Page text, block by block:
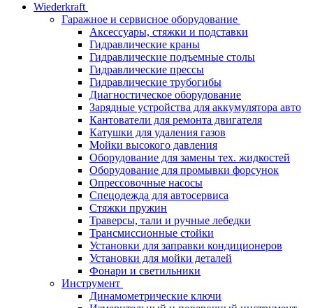
Wiederkraft
Гаражное и сервисное оборудование
Аксессуары, стяжки и подставки
Гидравлические краны
Гидравлические подъемные столы
Гидравлические прессы
Гидравлические трубогибы
Диагностическое оборудование
Зарядные устройства для аккумулятора авто
Кантователи для ремонта двигателя
Катушки для удаления газов
Мойки высокого давления
Оборудование для замены тех. жидкостей
Оборудование для промывки форсунок
Опрессовочные насосы
Спецодежда для автосервиса
Стяжки пружин
Траверсы, тали и ручные лебедки
Трансмиссионные стойки
Установки для заправки кондиционеров
Установки для мойки деталей
Фонари и светильники
Инструмент
Динамометрические ключи